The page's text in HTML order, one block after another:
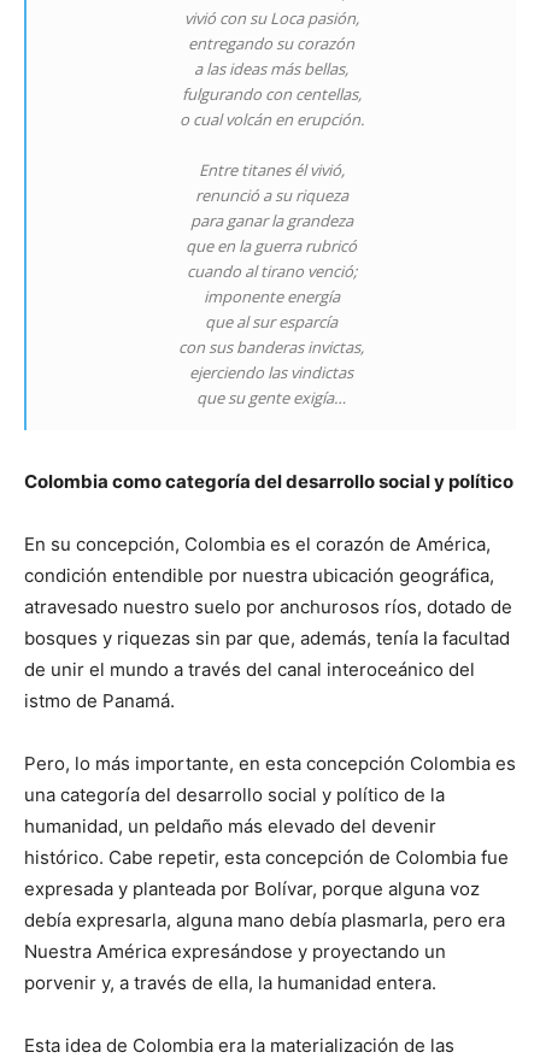
vivió con su Loca pasión,
entregando su corazón
a las ideas más bellas,
fulgurando con centellas,
o cual volcán en erupción.
Entre titanes él vivió,
renunció a su riqueza
para ganar la grandeza
que en la guerra rubricó
cuando al tirano venció;
imponente energía
que al sur esparcía
con sus banderas invictas,
ejerciendo las vindictas
que su gente exigía…
Colombia como categoría del desarrollo social y político
En su concepción, Colombia es el corazón de América,
condición entendible por nuestra ubicación geográfica,
atravesado nuestro suelo por anchurosos ríos, dotado de
bosques y riquezas sin par que, además, tenía la facultad
de unir el mundo a través del canal interoceánico del
istmo de Panamá.
Pero, lo más importante, en esta concepción Colombia es
una categoría del desarrollo social y político de la
humanidad, un peldaño más elevado del devenir
histórico. Cabe repetir, esta concepción de Colombia fue
expresada y planteada por Bolívar, porque alguna voz
debía expresarla, alguna mano debía plasmarla, pero era
Nuestra América expresándose y proyectando un
porvenir y, a través de ella, la humanidad entera.
Esta idea de Colombia era la materialización de las